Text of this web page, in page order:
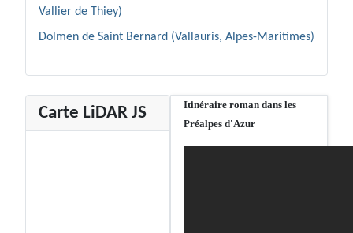
Vallier de Thiey)
Dolmen de Saint Bernard (Vallauris, Alpes-Maritimes)
Carte LiDAR JS
Itinéraire roman dans les
Préalpes d'Azur